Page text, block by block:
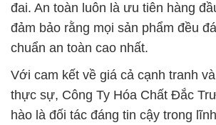
đai. An toàn luôn là ưu tiên hàng
đảm bảo rằng mọi sản phẩm đều
chuẩn an toàn cao nhất.
Với cam kết về giá cả cạnh tranh
thực sự, Công Ty Hóa Chất Đắc
hào là đối tác đáng tin cậy trong